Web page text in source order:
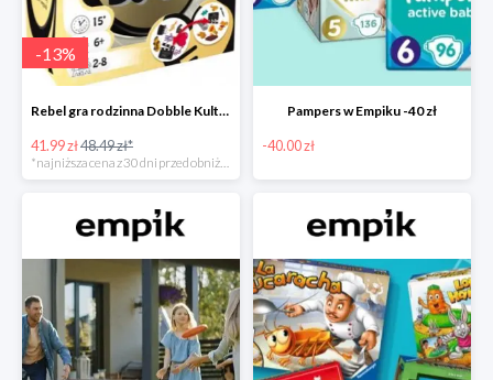
-13%
Rebel gra rodzinna Dobble Kultura w super cenie w Empiku Premium
41.99 zł48.49 zł*
Pampers w Empiku -40 zł
-40.00 zł